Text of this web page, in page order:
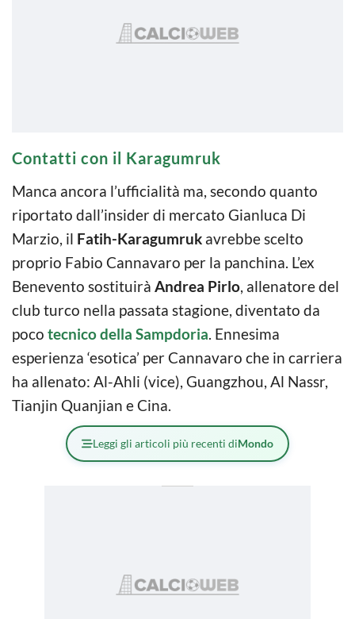
Contatti con il Karagumruk
Manca ancora l’ufficialità ma, secondo quanto
riportato dall’insider di mercato Gianluca Di
Marzio, il Fatih-Karagumruk avrebbe scelto
proprio Fabio Cannavaro per la panchina. L’ex
Benevento sostituirà Andrea Pirlo, allenatore del
club turco nella passata stagione, diventato da
poco tecnico della Sampdoria. Ennesima
esperienza ‘esotica’ per Cannavaro che in carriera
ha allenato: Al-Ahli (vice), Guangzhou, Al Nassr,
Tianjin Quanjian e Cina.
Leggi gli articoli più recenti diMondo